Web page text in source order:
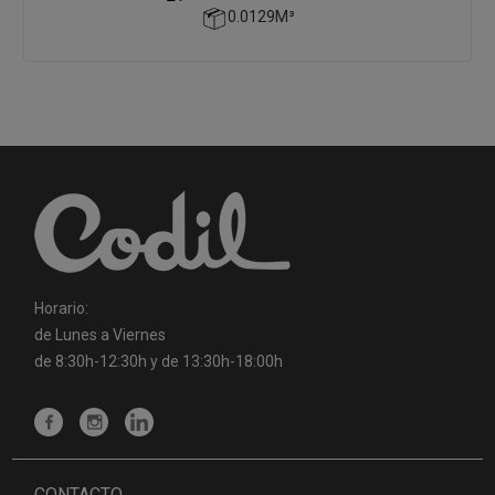
0.0129M³
Horario:
de Lunes a Viernes
de 8:30h-12:30h y de 13:30h-18:00h